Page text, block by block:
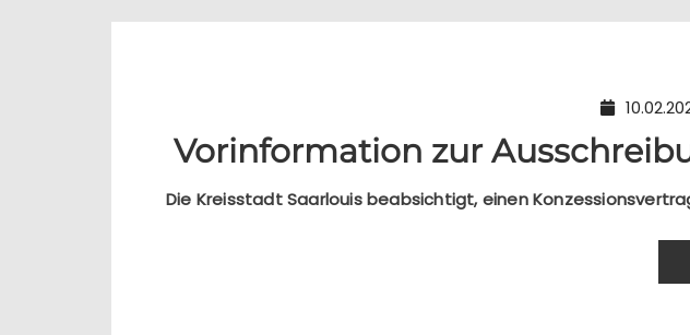
Vorinformation zur
Die Kreisstadt Saarlouis beabsichtigt, einen